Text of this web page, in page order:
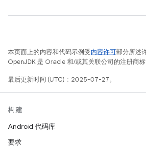
本页面上的内容和代码示例受内容许可部分所述
OpenJDK 是 Oracle 和/或其关联公司的注册商标
最后更新时间 (UTC)：2025-07-27。
构建
Android 代码库
要求